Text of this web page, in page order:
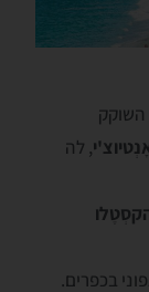
השוקק
, לה
בכפרים.